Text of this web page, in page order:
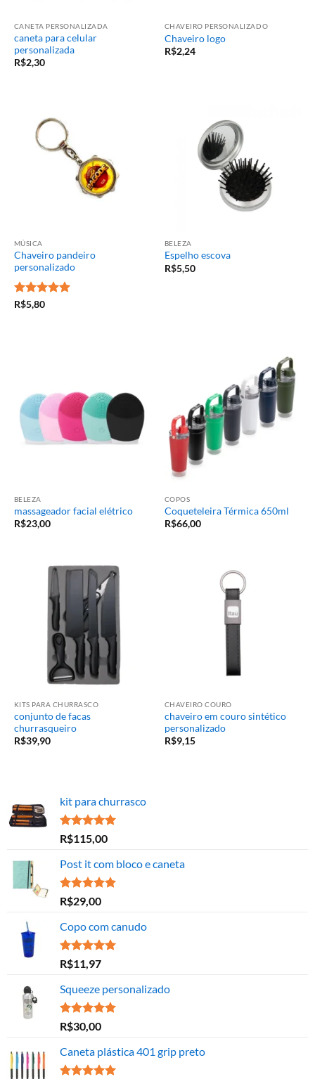
CANETA PERSONALIZADA
caneta para celular
personalizada
R$2,30
CHAVEIRO PERSONALIZADO
Chaveiro logo
R$2,24
MÚSICA
Chaveiro pandeiro
personalizado
Avaliação
R$5,80
BELEZA
Espelho escova
R$5,50
BELEZA
massageador facial elétrico
R$23,00
COPOS
Coqueteleira Térmica 650ml
R$66,00
KITS PARA CHURRASCO
conjunto de facas
churrasqueiro
R$39,90
CHAVEIRO COURO
chaveiro em couro sintético
personalizado
R$9,15
kit para churrasco
Avaliação
5.00
de 5
R$115,00
Post it com bloco e caneta
Avaliação
5.00
de 5
R$29,00
Copo com canudo
Avaliação
5.00
de 5
R$11,97
Squeeze personalizado
Avaliação
5.00
de 5
R$30,00
Caneta plástica 401 grip preto